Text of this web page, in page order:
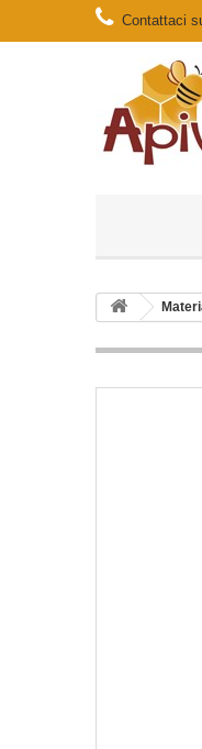
Contattaci